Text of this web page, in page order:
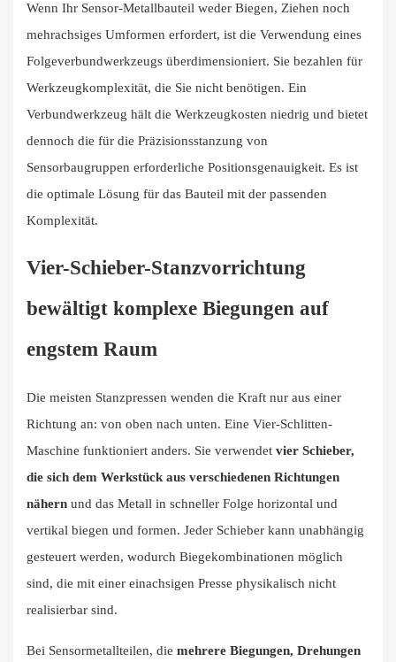
Wenn Ihr Sensor-Metallbauteil weder Biegen, Ziehen noch
mehrachsiges Umformen erfordert, ist die Verwendung eines
Folgeverbundwerkzeugs überdimensioniert. Sie bezahlen für
Werkzeugkomplexität, die Sie nicht benötigen. Ein
Verbundwerkzeug hält die Werkzeugkosten niedrig und bietet
dennoch die für die Präzisionsstanzung von
Sensorbaugruppen erforderliche Positionsgenauigkeit. Es ist
die optimale Lösung für das Bauteil mit der passenden
Komplexität.
Vier-Schieber-Stanzvorrichtung
bewältigt komplexe Biegungen auf
engstem Raum
Die meisten Stanzpressen wenden die Kraft nur aus einer
Richtung an: von oben nach unten. Eine Vier-Schlitten-
Maschine funktioniert anders. Sie verwendet vier Schieber,
die sich dem Werkstück aus verschiedenen Richtungen
nähern und das Metall in schneller Folge horizontal und
vertikal biegen und formen. Jeder Schieber kann unabhängig
gesteuert werden, wodurch Biegekombinationen möglich
sind, die mit einer einachsigen Presse physikalisch nicht
realisierbar sind.
Bei Sensormetallteilen, die mehrere Biegungen, Drehungen